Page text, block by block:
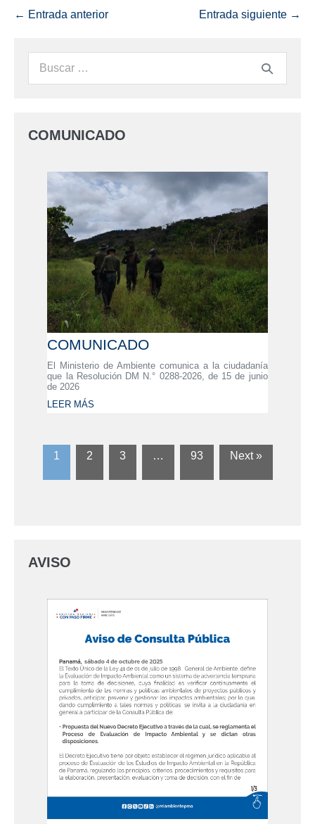
← Entrada anterior Entrada siguiente →
COMUNICADO
COMUNICADO
El Ministerio de Ambiente comunica a la ciudadanía
que la Resolución DM N.° 0288-2026, de 15 de junio
de 2026
LEER MÁS
1 2 3 … 93 Next »
AVISO